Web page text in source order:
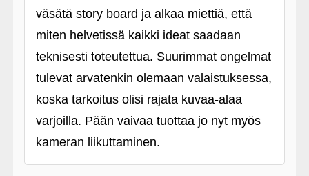
väsätä story board ja alkaa miettiä, että
miten helvetissä kaikki ideat saadaan
teknisesti toteutettua. Suurimmat ongelmat
tulevat arvatenkin olemaan valaistuksessa,
koska tarkoitus olisi rajata kuvaa-alaa
varjoilla. Pään vaivaa tuottaa jo nyt myös
kameran liikuttaminen.